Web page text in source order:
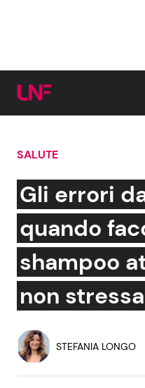
Cerca:
News e Cronaca
Attualità Italiana
Dal Mondo
Economia
Persone Scomparse
SALUTE
Gli errori
quando
shampoo
non
STEFANIA LONGO